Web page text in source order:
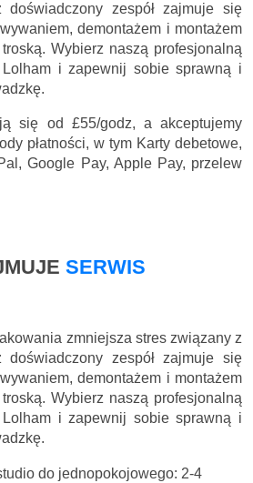
doświadczony zespół zajmuje się
demontażem i montażem
Wybierz naszą profesjonalną
Lolham i zapewnij sobie sprawną i
się od £55/godz, a akceptujemy
płatności, w tym Karty debetowe,
Google Pay, Apple Pay, przelew
SERWIS
zmniejsza stres związany z
doświadczony zespół zajmuje się
demontażem i montażem
Wybierz naszą profesjonalną
Lolham i zapewnij sobie sprawną i
do jednopokojowego: 2-4